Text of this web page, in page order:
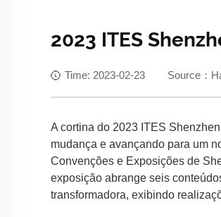
2023 ITES
Time: 2023-02-23 Source：
A cortina do 2023 ITES
mudança e avançando para um
Convenções e Exposições de
exposição abrange seis
transformadora, exibindo